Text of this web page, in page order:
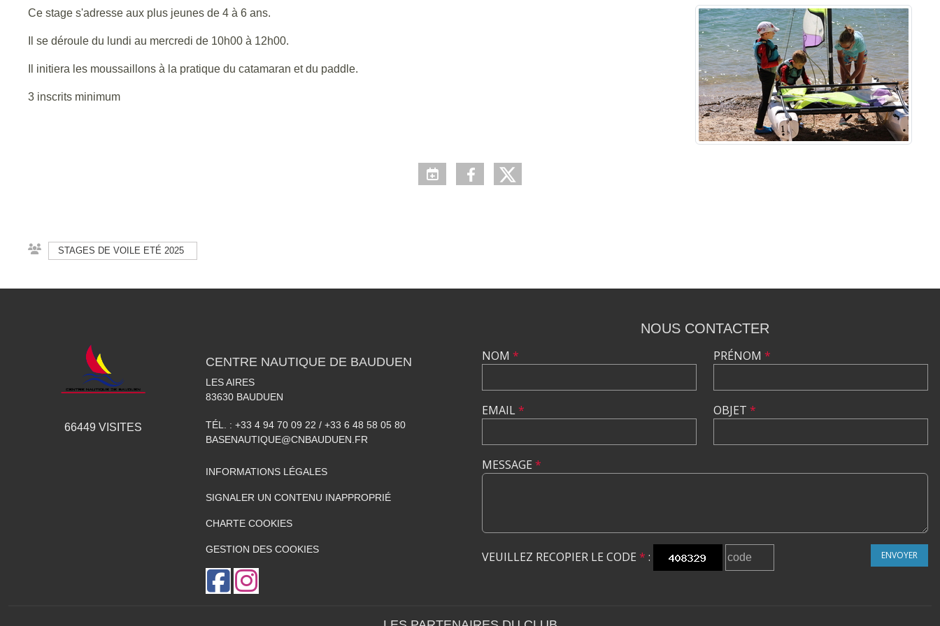
Ce stage s'adresse aux plus jeunes de 4 à 6 ans.
Il se déroule du lundi au mercredi de 10h00 à 12h00.
Il initiera les moussaillons à la pratique du catamaran et du paddle.
3 inscrits minimum
STAGES DE VOILE ETÉ 2025
66449 VISITES
CENTRE NAUTIQUE DE BAUDUEN
LES AIRES
83630 BAUDUEN
TÉL. : +33 4 94 70 09 22 / +33 6 48 58 05 80
BASENAUTIQUE@CNBAUDUEN.FR
INFORMATIONS LÉGALES
SIGNALER UN CONTENU INAPPROPRIÉ
CHARTE COOKIES
GESTION DES COOKIES
NOUS CONTACTER
NOM *
EMAIL*
PRÉNOM *
OBJET *
MESSAGE *
VEUILLEZ RECOPIER LE CODE * : ENVOYER